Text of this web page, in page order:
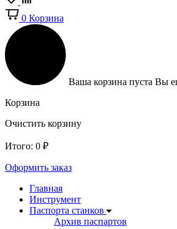
0 Корзина
Ваша корзина пуста Вы
Корзина
Очистить корзину
Итого: 0 ₽
Оформить заказ
Главная
Инструмент
Паспорта станков
Архив паспартов